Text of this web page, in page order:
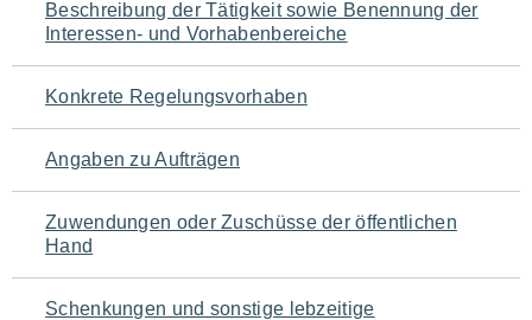
den
Seiteninhalt
Beschreibung der Tätigkeit sowie Benennung der
Interessen- und Vorhabenbereiche
Konkrete Regelungsvorhaben
Angaben zu Aufträgen
Zuwendungen oder Zuschüsse der öffentlichen
Hand
Schenkungen und sonstige lebzeitige